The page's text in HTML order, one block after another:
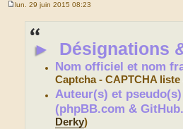
lun. 29 juin 2015 08:23
► Désignations
Nom officiel et nom
Captcha - CAPTCHA
Auteur(s) et
(phpBB.com &
Derky)